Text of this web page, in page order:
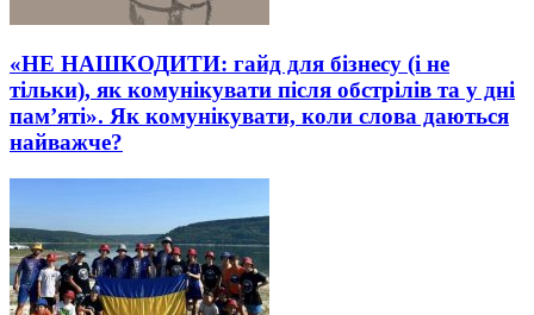
«НЕ НАШКОДИТИ: гайд для бізнесу (і не
тільки), як комунікувати після обстрілів та у дні
пам’яті». Як комунікувати, коли слова даються
найважче?